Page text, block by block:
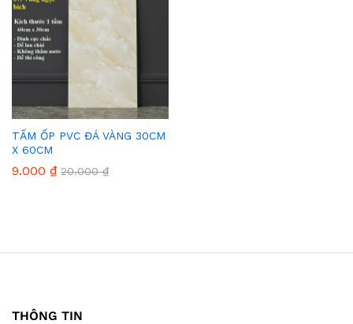
TẤM ỐP PVC ĐÁ VÀNG 30CM
X 60CM
9.000 ₫ 20.000₫
THÔNG TIN